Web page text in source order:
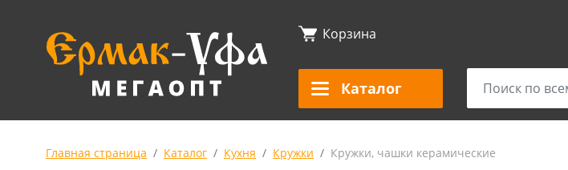
Корзина
Каталог
Главная страница Каталог Кухня Кружки Кружки, чашки керамические